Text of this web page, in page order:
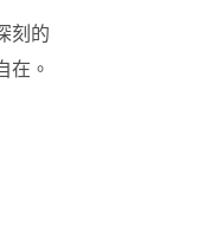
刻的
在。